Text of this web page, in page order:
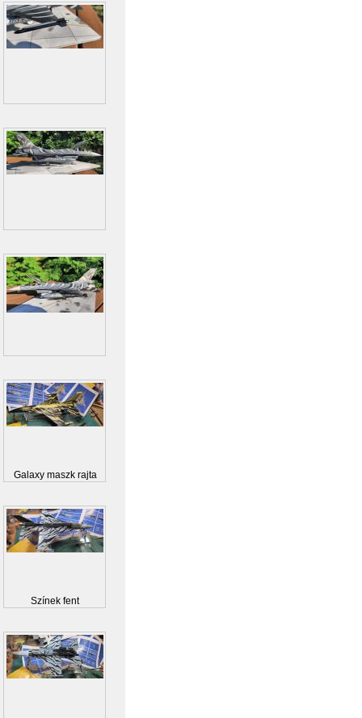
Galaxy maszk rajta
Színek fent